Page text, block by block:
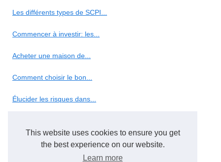
This website uses cookies to ensure you get
the best experience on our website.
Learn more
Les différents types de SCPI...
Commencer à investir: les...
Acheter une maison de...
Comment choisir le bon...
Élucider les risques dans...
Marketing